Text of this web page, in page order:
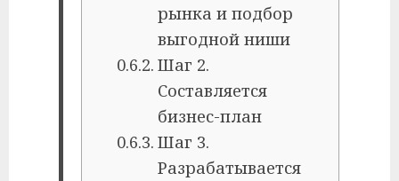
рынка и подбор
выгодной ниши
Шаг 2.
Составляется
бизнес-план
Шаг 3.
Разрабатывается